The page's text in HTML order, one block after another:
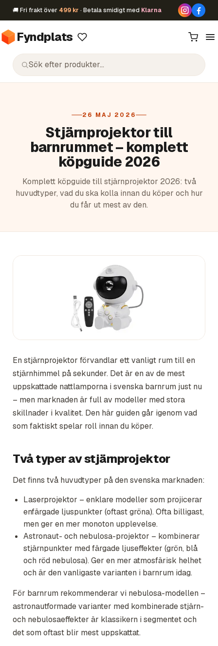
🚚 Fri frakt över 499 kr · Betala smidigt med Klarna
Fyndplats
26 MAJ 2026
Stjärnprojektor till
barnrummet – komplett
köpguide 2026
Komplett köpguide till stjärnprojektor 2026: två
huvudtyper, vad du ska kolla innan du köper och hur
du får ut mest av den.
En stjärnprojektor förvandlar ett vanligt rum till en
stjärnhimmel på sekunder. Det är en av de mest
uppskattade nattlamporna i svenska barnrum just nu
– men marknaden är full av modeller med stora
skillnader i kvalitet. Den här guiden går igenom vad
som faktiskt spelar roll innan du köper.
Två typer av stjärnprojektor
Det finns två huvudtyper på den svenska marknaden:
Laserprojektor – enklare modeller som projicerar
enfärgade ljuspunkter (oftast gröna). Ofta billigast,
men ger en mer monoton upplevelse.
Astronaut- och nebulosa-projektor – kombinerar
stjärnpunkter med färgade ljuseffekter (grön, blå
och röd nebulosa). Ger en mer atmosfärisk helhet
och är den vanligaste varianten i barnrum idag.
För barnrum rekommenderar vi nebulosa-modellen –
astronautformade varianter med kombinerade stjärn-
och nebulosaeffekter är klassikern i segmentet och
det som oftast blir mest uppskattat.